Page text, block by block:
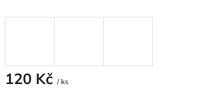
120 Kč / ks